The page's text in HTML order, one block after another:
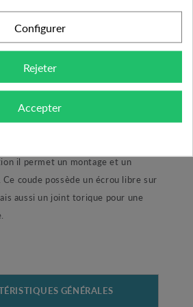
d’arrosage. Ce raccord en
permet la conception d’un
clarinette afin de raccorder entre
Cet accessoire de montage est
la connexion hydraulique de vos
très limité permet à
il permet un montage et un
coude possède un écrou libre sur
aussi un joint torique pour une
GÉNÉRALES
Configurer
Rejeter
Accepter